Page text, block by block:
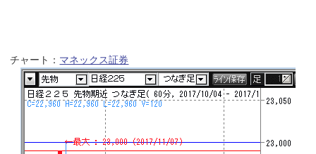
チャート： マネックス証券